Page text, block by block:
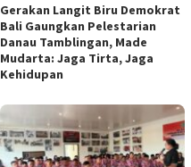
Gerakan Langit Biru Demokrat
Bali Gaungkan Pelestarian
Danau Tamblingan, Made
Mudarta: Jaga Tirta, Jaga
Kehidupan